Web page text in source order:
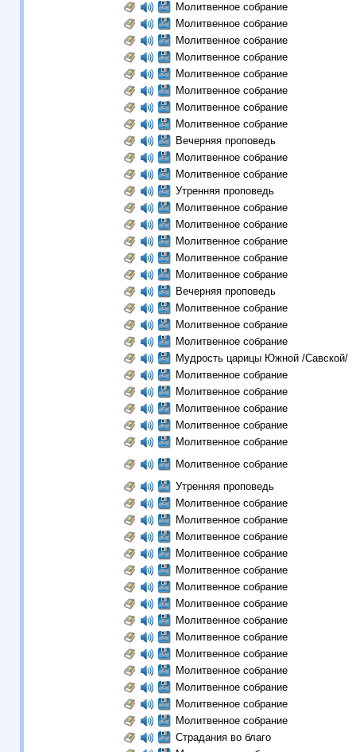
Молитвенное собрание
Молитвенное собрание
Молитвенное собрание
Молитвенное собрание
Молитвенное собрание
Молитвенное собрание
Молитвенное собрание
Молитвенное собрание
Вечерняя проповедь
Молитвенное собрание
Молитвенное собрание
Утренняя проповедь
Молитвенное собрание
Молитвенное собрание
Молитвенное собрание
Молитвенное собрание
Молитвенное собрание
Вечерняя проповедь
Молитвенное собрание
Молитвенное собрание
Молитвенное собрание
Мудрость царицы Южной /Савской/
Молитвенное собрание
Молитвенное собрание
Молитвенное собрание
Молитвенное собрание
Молитвенное собрание
Молитвенное собрание
Утренняя проповедь
Молитвенное собрание
Молитвенное собрание
Молитвенное собрание
Молитвенное собрание
Молитвенное собрание
Молитвенное собрание
Молитвенное собрание
Молитвенное собрание
Молитвенное собрание
Молитвенное собрание
Молитвенное собрание
Молитвенное собрание
Молитвенное собрание
Молитвенное собрание
Страдания во благо